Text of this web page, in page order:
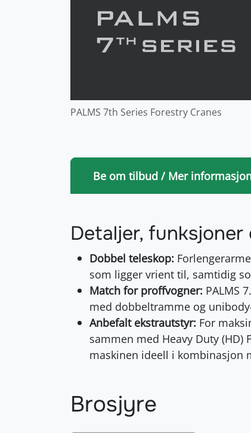
PALMS 7th Series Forestry Cranes
Be om tilbud / Mer
Detaljer,
Dobbel teleskop:
som ligger vrient til, samtidig
Match for proffvogner: PALMS
med dobbeltramme og
Anbefalt ekstrautstyr: For
sammen med Heavy Duty (HD)
maskinen ideell i kombinasjon
Brosjyre